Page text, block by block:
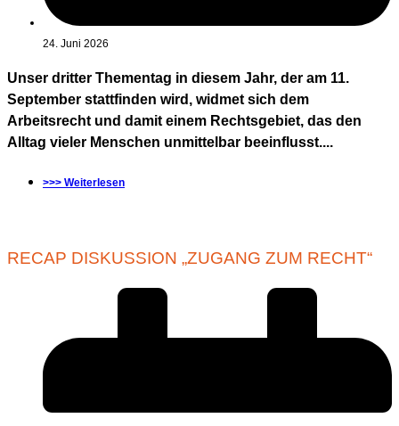
24. Juni 2026
Unser dritter Thementag in diesem Jahr, der am 11.
September stattfinden wird, widmet sich dem
Arbeitsrecht und damit einem Rechtsgebiet, das den
Alltag vieler Menschen unmittelbar beeinflusst....
>>> Weiterlesen
RECAP DISKUSSION „ZUGANG ZUM RECHT“